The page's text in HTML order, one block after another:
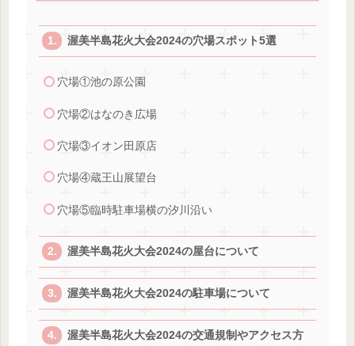
渥美半島花火大会2024の穴場スポット5選
穴場①池の原公園
穴場②はなのき広場
穴場③イオン田原店
穴場④蔵王山展望台
穴場⑤臨時駐車場横の汐川沿い
渥美半島花火大会2024の屋台について
渥美半島花火大会2024の駐車場について
渥美半島花火大会2024の交通規制やアクセス方